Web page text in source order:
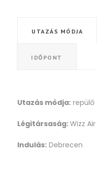
UTAZÁS MÓDJA
IDŐPONT
Utazás módja: repülő
Légitársaság:Wizz Air
Indulás: Debrecen